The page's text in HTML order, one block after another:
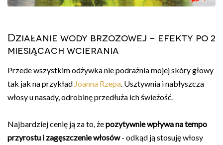
Działanie wody brzozowej - efekty po 2
miesiącach wcierania
Przede wszystkim odżywka nie podrażnia mojej skóry głowy
tak jak na przykład Joanna Rzepa. Usztywnia i nabłyszcza
włosy u nasady, odrobinę przedłuża ich świeżość.
Najbardziej cenię ją za to, żepozytywnie wpływa na tempo
przyrostu i zagęszczenie włosów- odkąd ją stosuję włosy